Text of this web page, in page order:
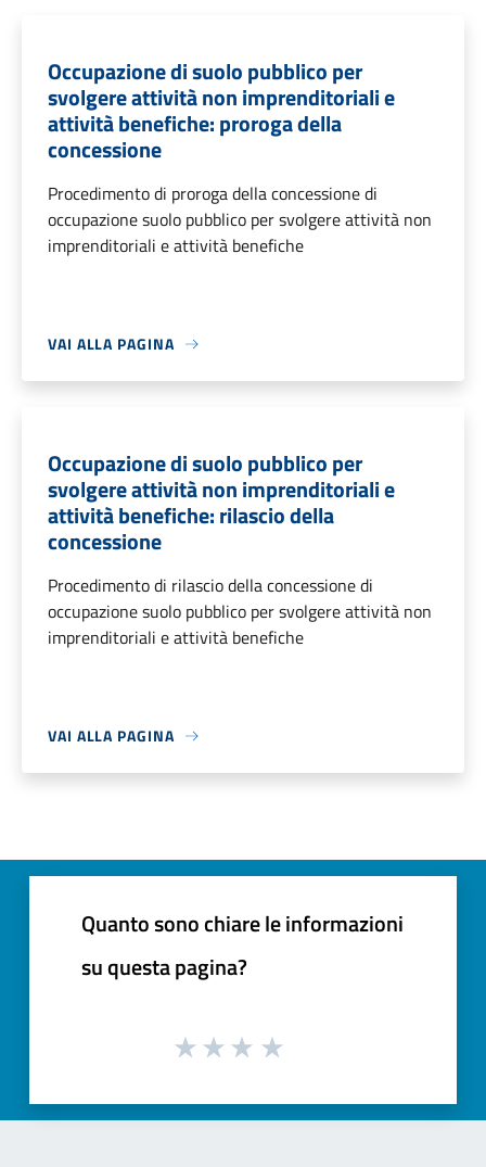
Occupazione di suolo pubblico per
svolgere attività non imprenditoriali e
attività benefiche: proroga della
concessione
Procedimento di proroga della concessione di
occupazione suolo pubblico per svolgere attività non
imprenditoriali e attività benefiche
VAI ALLA PAGINA
Occupazione di suolo pubblico per
svolgere attività non imprenditoriali e
attività benefiche: rilascio della
concessione
Procedimento di rilascio della concessione di
occupazione suolo pubblico per svolgere attività non
imprenditoriali e attività benefiche
VAI ALLA PAGINA
Quanto sono chiare le informazioni
su questa pagina?